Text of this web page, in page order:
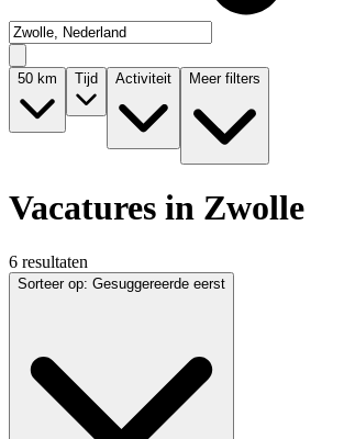
50 km Tijd Activiteit Meer filters
Vacatures in Zwolle
6 resultaten
Sorteer op: Gesuggereerde eerst